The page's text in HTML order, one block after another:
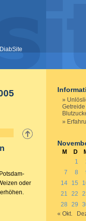
oder
M D
1
7
8
14
15
21
22
28
29
« Okt.